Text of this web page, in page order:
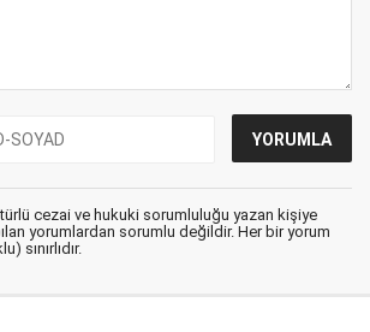
türlü cezai ve hukuki sorumluluğu yazan kişiye
yorumlardan sorumlu değildir. Her bir yorum
sınırlıdır.